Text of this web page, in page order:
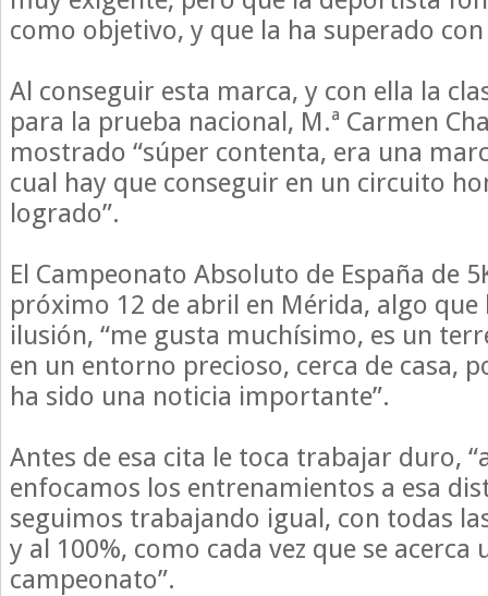
como objetivo, y que la ha superado con
Al conseguir esta marca, y con ella la
para la prueba nacional, M.ª Carmen
mostrado “súper contenta, era una
cual hay que conseguir en un circuito
logrado”.
El Campeonato Absoluto de España de
próximo 12 de abril en Mérida, algo que
ilusión, “me gusta muchísimo, es un
en un entorno precioso, cerca de casa,
ha sido una noticia importante”.
Antes de esa cita le toca trabajar duro,
enfocamos los entrenamientos a esa
seguimos trabajando igual, con todas
y al 100%, como cada vez que se acerca
campeonato”.